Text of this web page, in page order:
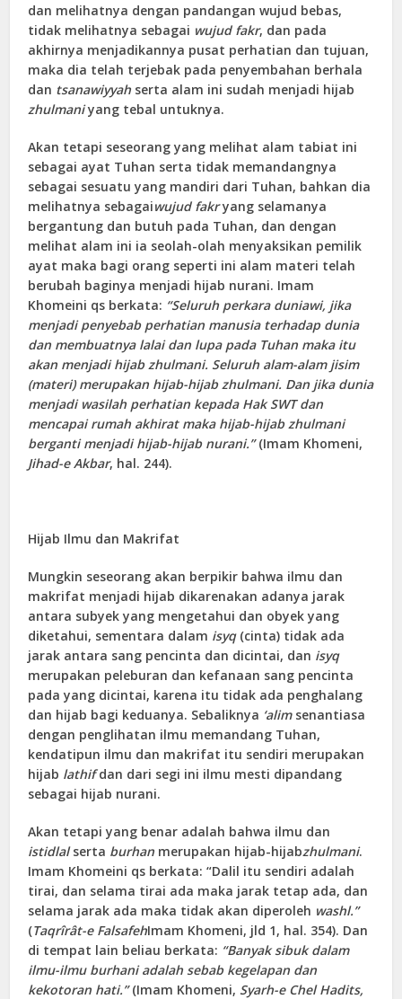
dan melihatnya dengan pandangan wujud bebas,
tidak melihatnya sebagai wujud fakr, dan pada
akhirnya menjadikannya pusat perhatian dan tujuan,
maka dia telah terjebak pada penyembahan berhala
dan tsanawiyyah serta alam ini sudah menjadi hijab
zhulmaniyang tebal untuknya.
Akan tetapi seseorang yang melihat alam tabiat ini
sebagai ayat Tuhan serta tidak memandangnya
sebagai sesuatu yang mandiri dari Tuhan, bahkan dia
melihatnya sebagaiwujud fakryang selamanya
bergantung dan butuh pada Tuhan, dan dengan
melihat alam ini ia seolah-olah menyaksikan pemilik
ayat maka bagi orang seperti ini alam materi telah
berubah baginya menjadi hijab nurani. Imam
Khomeini qs berkata: “Seluruh perkara duniawi, jika
menjadi penyebab perhatian manusia terhadap dunia
dan membuatnya lalai dan lupa pada Tuhan maka itu
akan menjadi hijab zhulmani. Seluruh alam-alam jisim
(materi) merupakan hijab-hijab zhulmani. Dan jika dunia
menjadi wasilah perhatian kepada Hak SWTdan
mencapai rumah akhirat maka hijab-hijab zhulmani
berganti menjadi hijab-hijab nurani.”(Imam Khomeni,
Jihad-e Akbar, hal. 244).
Hijab Ilmu dan Makrifat
Mungkin seseorang akan berpikir bahwa ilmu dan
makrifat menjadi hijab dikarenakan adanya jarak
antara subyek yang mengetahui dan obyek yang
diketahui, sementara dalam isyq(cinta) tidak ada
jarak antara sang pencinta dan dicintai, dan isyq
merupakan peleburan dan kefanaan sang pencinta
pada yang dicintai, karena itu tidak ada penghalang
dan hijab bagi keduanya. Sebaliknya ‘alimsenantiasa
dengan penglihatan ilmu memandang Tuhan,
kendatipun ilmu dan makrifat itu sendiri merupakan
hijab lathifdan dari segi ini ilmu mesti dipandang
sebagai hijab nurani.
Akan tetapi yang benar adalah bahwa ilmu dan
istidlalserta burhan merupakan hijab-hijabzhulmani.
Imam Khomeini qs berkata: “Dalil itu sendiri adalah
tirai, dan selama tirai ada maka jarak tetap ada, dan
selama jarak ada maka tidak akan diperoleh washl.”
(Taqrîrât-e FalsafehImam Khomeni, jld 1, hal. 354). Dan
di tempat lain beliau berkata: “Banyak sibuk dalam
ilmu-ilmu burhani adalah sebab kegelapan dan
kekotoran hati.”(Imam Khomeni, Syarh-e Chel Hadits,